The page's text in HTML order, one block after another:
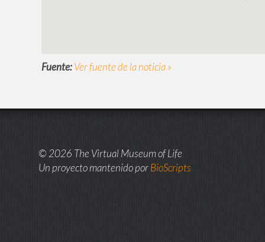
Fuente:Ver fuente de la noticia »
© 2026 The Virtual Museum of Life
Un proyecto mantenido porBioScripts